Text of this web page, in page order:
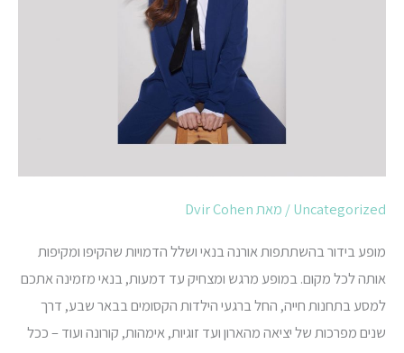
Uncategorized/ מאתDvir Cohen
מופע בידור בהשתתפות אורנה בנאי ושלל הדמויות שהקיפו ומקיפות
אותה לכל מקום. במופע מרגש ומצחיק עד דמעות, בנאי מזמינה אתכם
למסע בתחנות חייה, החל ברגעי הילדות הקסומים בבאר שבע, דרך
שנים מפרכות של יציאה מהארון ועד זוגיות, אימהות, קורונה ועוד – ככל